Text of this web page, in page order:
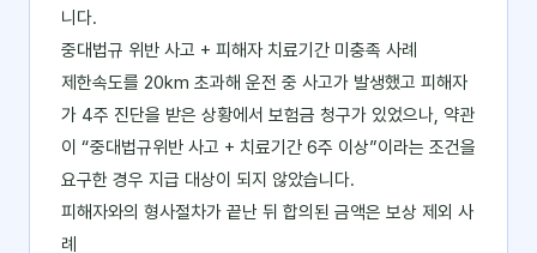
니다.
중대법규 위반 사고 + 피해자 치료기간 미충족 사례
제한속도를 20km 초과해 운전 중 사고가 발생했고 피해자
가 4주 진단을 받은 상황에서 보험금 청구가 있었으나, 약관
이 “중대법규위반 사고 + 치료기간 6주 이상”이라는 조건을
요구한 경우 지급 대상이 되지 않았습니다.
피해자와의 형사절차가 끝난 뒤 합의된 금액은 보상 제외 사
례